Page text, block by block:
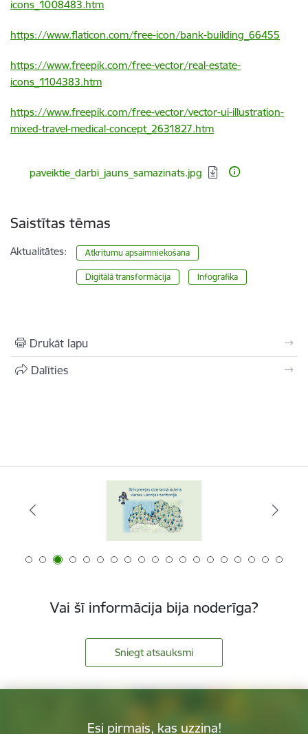
icons_1008483.htm
https://www.flaticon.com/free-icon/bank-building_66455
https://www.freepik.com/free-vector/real-estate-
icons_1104383.htm
https://www.freepik.com/free-vector/vector-ui-illustration-
mixed-travel-medical-concept_2631827.htm
Lejupielādēt:
paveiktie_darbi_jauns_samazinats.jpg
Saistītas tēmas
Aktualitātes: Atkritumu apsaimniekošana
Digitālā transformācija Infografika
Drukāt lapu
Dalīties
Vai šī informācija bija noderīga?
Sniegt atsauksmi
Esi pirmais, kas uzzina!